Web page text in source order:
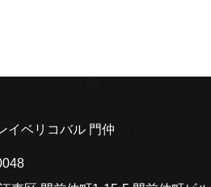
イベリコバル 門仲